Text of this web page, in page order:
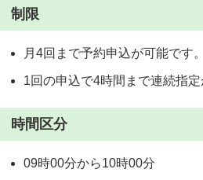
制限
月4回まで予約申込が可能です。
1回の申込で4時間まで連続指定
時間区分
09時00分から10時00分